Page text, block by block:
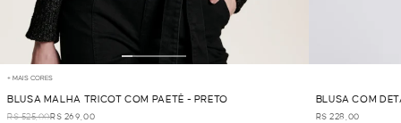
+ MAIS CORES
BLUSA MALHA TRICOT COM PAETÊ - PRETO
R$ 525,00R$ 269,00
BLUSA COM
R$ 228,00